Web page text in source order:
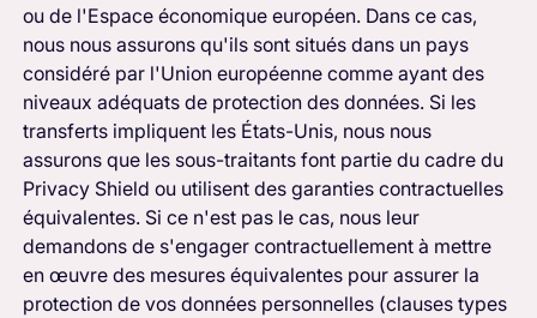
ou de l'Espace économique européen. Dans ce cas,
nous nous assurons qu'ils sont situés dans un pays
considéré par l'Union européenne comme ayant des
niveaux adéquats de protection des données. Si les
transferts impliquent les États-Unis, nous nous
assurons que les sous-traitants font partie du cadre du
Privacy Shield ou utilisent des garanties contractuelles
équivalentes. Si ce n'est pas le cas, nous leur
demandons de s'engager contractuellement à mettre
en œuvre des mesures équivalentes pour assurer la
protection de vos données personnelles (clauses types